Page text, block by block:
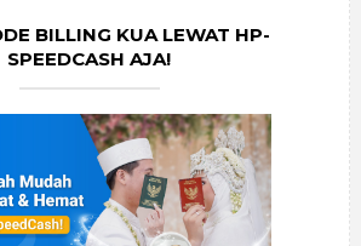
BILLING KUA LEWAT HP-
SPEEDCASH AJA!